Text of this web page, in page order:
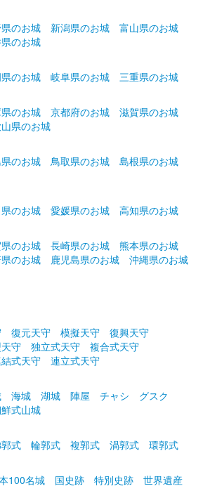
のお城 新潟県のお城
富山県のお城
のお城
のお城 岐阜県のお城
三重県のお城
のお城 京都府のお城
滋賀県のお城
県のお城
のお城 鳥取県のお城
島根県のお城
のお城 愛媛県のお城
高知県のお城
のお城 長崎県のお城
熊本県のお城
のお城 鹿児島県のお城 沖縄県のお城
復元天守 模擬天守
復興天守
守 独立式天守
複合式天守
式天守
連立式天守
海城 湖城 陣屋 チャシ
グスク
式山城
式 輪郭式 複郭式 渦郭式
環郭式
100名城 国史跡 特別史跡 世界遺産